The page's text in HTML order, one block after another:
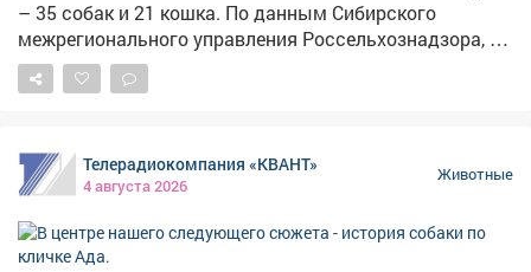
– 35 собак и 21 кошка. По данным Сибирского
межрегионального управления Россельхознадзора, с
января по июль 2026 года специалисты
проконтролировали перевозку 56 питомцев,
были оформлены на вывоз 35 собак и 21 кошку. Перед
путешествием все питомцы в обязательном порядке
прошли чипирование, были осмотрены
государственными ветеринарными врачами и имели
Телерадиокомпания «КВАНТ»
4 августа 2026
Животные